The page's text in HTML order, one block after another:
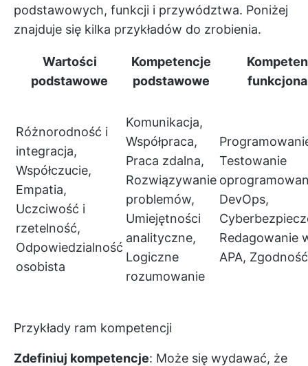
podstawowych, funkcji i przywództwa. Poniżej
znajduje się kilka przykładów do zrobienia.
Wartości
podstawowe
Kompetencje
podstawowe
Różnorodność i
integracja,
Współczucie,
Empatia,
Uczciwość i
rzetelność,
Odpowiedzialność
osobista
Komunikacja,
Współpraca,
Praca zdalna,
Rozwiązywanie
problemów,
Umiejętności
analityczne,
Logiczne
rozumowanie
Testowanie
DevOps,
Redagowanie
APA, Zgodność
Przykłady ram kompetencji
Zdefiniuj kompetencje: Może się wydawać, że